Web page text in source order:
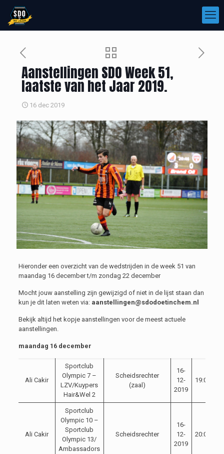
Aanstellingen SDO Week 51,
laatste van het Jaar 2019.
16 dec 2019
Hieronder een overzicht van de wedstrijden in de week 51 van
maandag 16 december t/m zondag 22 december
Mocht jouw aanstelling zijn gewijzigd of niet in de lijst staan dan
kun je dit laten weten via: aanstellingen@sdodoetinchem.nl
Bekijk altijd het kopje aanstellingen voor de meest actuele
aanstellingen.
maandag 16 december
Ali Cakir
Sportclub
Olympic 7 –
LZV/Kuypers
Hair&Wel 2
Scheidsrechter
(zaal)
16-
12-
2019
19:00
Ali Cakir
Sportclub
Olympic 10 –
Sportclub
Olympic 13/
Ambassadors
Scheidsrechter
16-
12-
2019
20:00